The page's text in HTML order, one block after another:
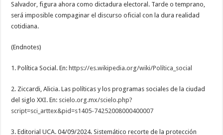
Salvador, figura ahora como dictadura electoral. Tarde o temprano,
será imposible compaginar el discurso oficial con la dura realidad
cotidiana.
(Endnotes)
1. Política Social. En: https://es.wikipedia.org/wiki/Política_social
2. Ziccardi, Alicia. Las políticas y los programas sociales de la ciudad
del siglo XXI. En: scielo.org.mx/scielo.php?
script=sci_arttex&pid=s1405-74252008000400007
3. Editorial UCA. 04/09/2024. Sistemático recorte de la protección